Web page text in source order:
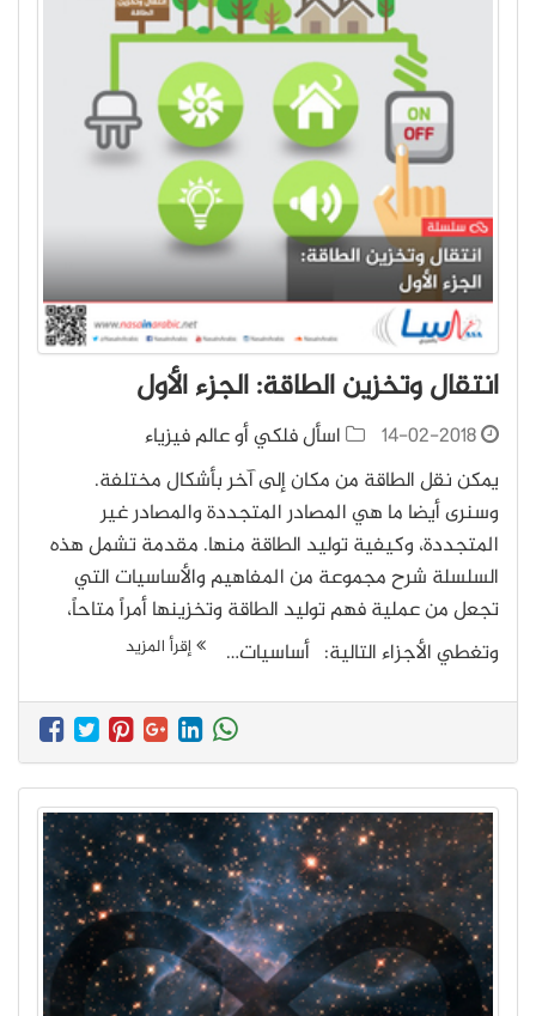
انتقال وتخزين الطاقة: الجزء الأول
14-02-2018
اسأل فلكي أو عالم فيزياء
يمكن نقل الطاقة من مكان إلى آخر بأشكال مختلفة.
وسنرى أيضا ما هي المصادر المتجددة والمصادر غير
المتجددة، وكيفية توليد الطاقة منها. مقدمة تشمل هذه
السلسلة شرح مجموعة من المفاهيم والأساسيات التي
تجعل من عملية فهم توليد الطاقة وتخزينها أمراً متاحاً،
وتغطي الأجزاء التالية: أساسيات…
إقرأ المزيد